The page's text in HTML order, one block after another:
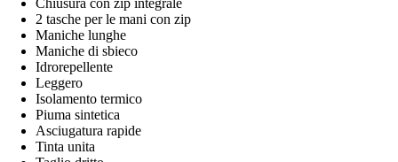
Chiusura con zip integrale
2 tasche per le mani con zip
Maniche lunghe
Maniche di sbieco
Idrorepellente
Leggero
Isolamento termico
Piuma sintetica
Asciugatura rapide
Tinta unita